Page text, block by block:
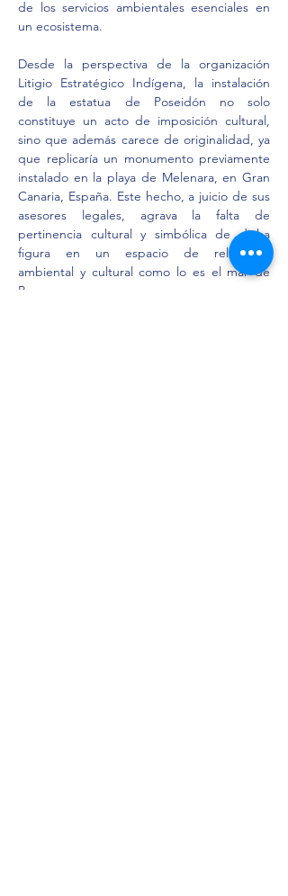
de los servicios ambientales esenciales en
un ecosistema.
Desde la perspectiva de la organización
Litigio Estratégico Indígena, la instalación
de la estatua de Poseidón no solo
constituye un acto de imposición cultural,
sino que además carece de originalidad, ya
que replicaría un monumento previamente
instalado en la playa de Melenara, en Gran
Canaria, España. Este hecho, a juicio de sus
asesores legales, agrava la falta de
pertinencia cultural y simbólica de dicha
figura en un espacio de relevancia
ambiental y cultural como lo es el mar de
Progreso.